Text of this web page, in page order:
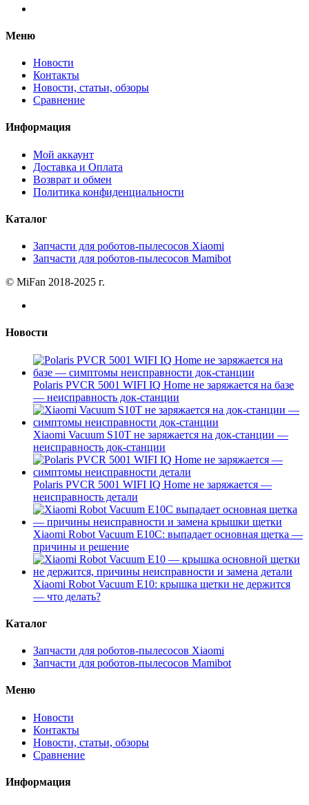
Меню
Новости
Контакты
Новости, статьи, обзоры
Сравнение
Информация
Мой аккаунт
Доставка и Оплата
Возврат и обмен
Политика конфиденциальности
Каталог
Запчасти для роботов-пылесосов Xiaomi
Запчасти для роботов-пылесосов Mamibot
© MiFan 2018-2025 г.
Новости
Polaris PVCR 5001 WIFI IQ Home не заряжается на базе
— неисправность док-станции
Xiaomi Vacuum S10T не заряжается на док-станции —
неисправность док-станции
Polaris PVCR 5001 WIFI IQ Home не заряжается —
неисправность детали
Xiaomi Robot Vacuum E10C: выпадает основная щетка —
причины и решение
Xiaomi Robot Vacuum E10: крышка щетки не держится
— что делать?
Каталог
Запчасти для роботов-пылесосов Xiaomi
Запчасти для роботов-пылесосов Mamibot
Меню
Новости
Контакты
Новости, статьи, обзоры
Сравнение
Информация